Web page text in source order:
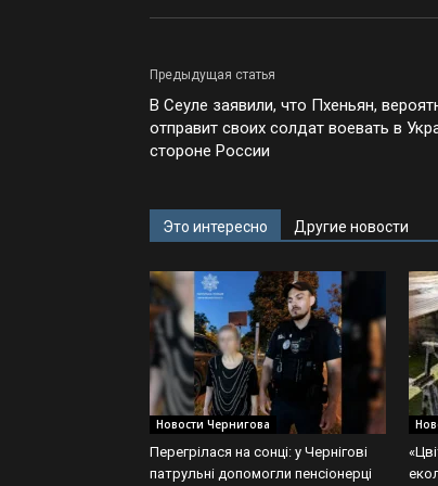
Предыдущая статья
В Сеуле заявили, что Пхеньян,
отправит своих солдат воевать в
стороне России
Это интересно Другие новости
Новости Чернигова
Перегрілася на сонці: у Чернігові
патрульні допомогли пенсіонерці